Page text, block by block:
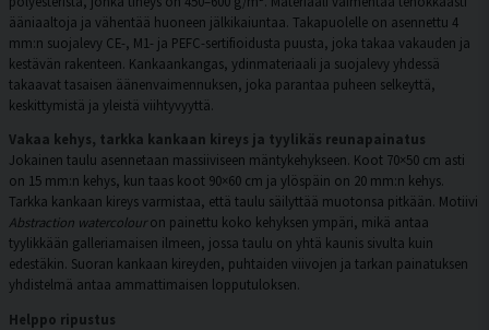
ääniaaltoja ja vähentää huoneen jälkikaiuntaa. Takapuolelle on asennettu 4
mm:n suojalevy CE-, M1- ja PEFC-sertifioidusta puusta, joka takaa vakauden ja
kestävän rakenteen. Kankaankangas, ydinmateriaali ja suojalevy yhdessä
takaavat tasaisen äänenvaimennuksen, joka parantaa puheen selkeyttä,
keskittymistä ja yleistä viihtyvyyttä.
Vakaa kehys, tarkka kankaan kireys ja tyylikäs reunapainatus
Jokainen taulu asennetaan massiiviseen mäntykehykseen. Koot 70×50 cm asti
on 15 mm:n kehys, kun taas koot 90×60 cm ja ylöspäin on 20 mm:n kehys.
Tarkka kankaan kireys varmistaa, että taulu säilyttää muotonsa pitkään. Motiivi
Abstraction watercolouron painettu koko kehyksen ympäri, mikä antaa
tyylikkään galleriamaisen ilmeen, jossa taulu on yhtä kaunis sivulta kuin
edestäkin. Suoran kankaan kireyden, puhtaiden viivojen ja tarkan painatuksen
yhdistelmä antaa ammattimaisen lopputuloksen.
Helppo ripustus